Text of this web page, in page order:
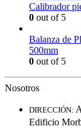
Calibrador
0 out of 5
Balanza de
500mm
0 out of 5
Nosotros
DIRECCIÓN:
Edificio